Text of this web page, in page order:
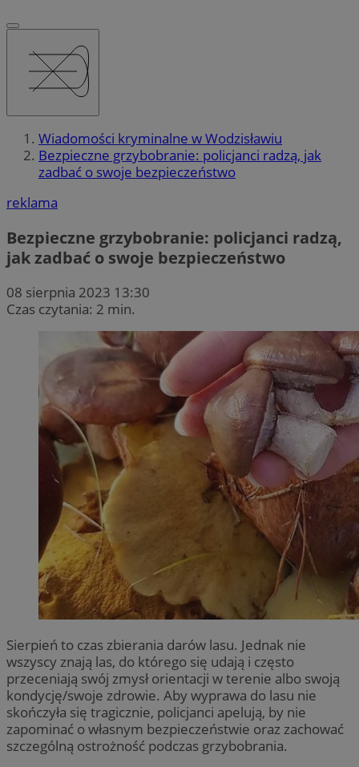
Wiadomości kryminalne w Wodzisławiu
Bezpieczne grzybobranie: policjanci radzą, jak
zadbać o swoje bezpieczeństwo
reklama
Bezpieczne grzybobranie: policjanci radzą,
jak zadbać o swoje bezpieczeństwo
08 sierpnia 2023 13:30
Czas czytania: 2 min.
Sierpień to czas zbierania darów lasu. Jednak nie
wszyscy znają las, do którego się udają i często
przeceniają swój zmysł orientacji w terenie albo swoją
kondycję/swoje zdrowie. Aby wyprawa do lasu nie
skończyła się tragicznie, policjanci apelują, by nie
zapominać o własnym bezpieczeństwie oraz zachować
szczególną ostrożność podczas grzybobrania.